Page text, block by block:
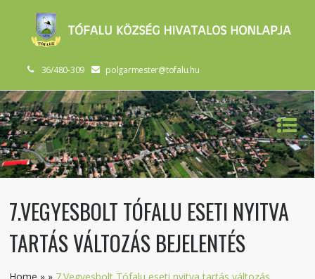
36/480-309 polgarmester@tofalu.hu
7.VEGYESBOLT TÓFALU ESETI NYITVA
TARTÁS VÁLTOZÁS BEJELENTÉS